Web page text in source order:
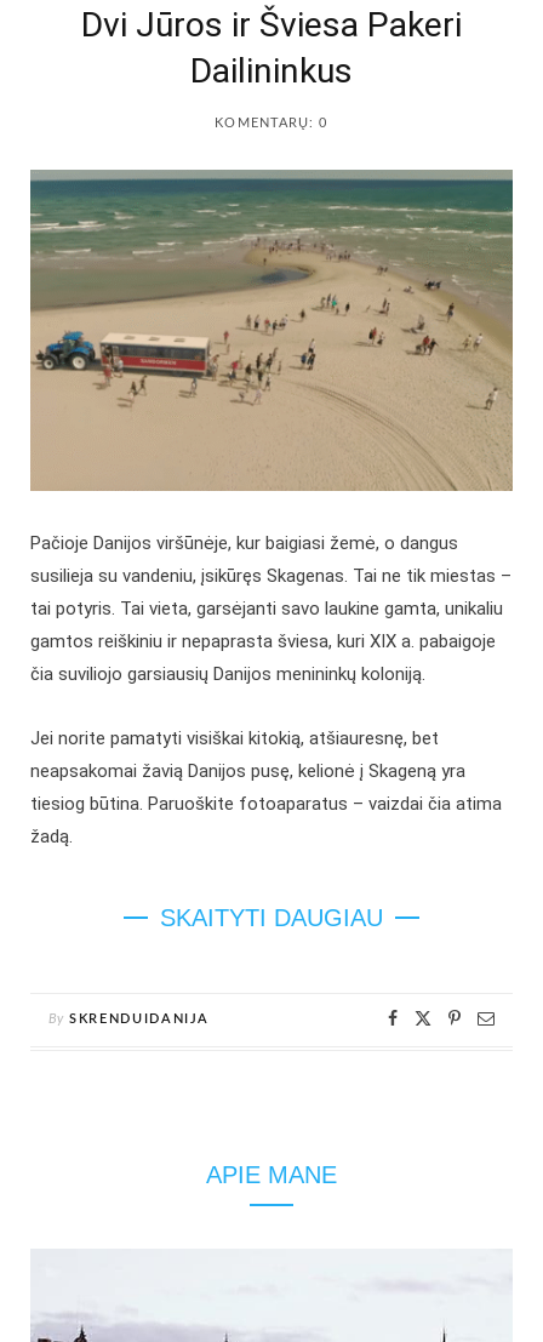
o r
Dvi Jūros ir Šviesa Pakeri
Dailininkus
KOMENTARŲ: 0
Pačioje Danijos viršūnėje, kur baigiasi žemė, o dangus
susilieja su vandeniu, įsikūręs Skagenas. Tai ne tik miestas –
tai potyris. Tai vieta, garsėjanti savo laukine gamta, unikaliu
gamtos reiškiniu ir nepaprasta šviesa, kuri XIX a. pabaigoje
čia suviliojo garsiausių Danijos menininkų koloniją.
Jei norite pamatyti visiškai kitokią, atšiauresnę, bet
neapsakomai žavią Danijos pusę, kelionė į Skageną yra
tiesiog būtina. Paruoškite fotoaparatus – vaizdai čia atima
žadą.
SKAITYTI DAUGIAU
By SKRENDUIDANIJA
APIE MANE